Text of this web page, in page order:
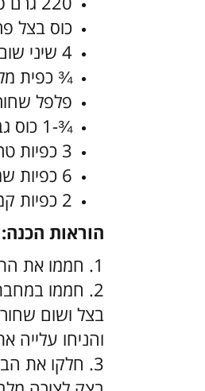
כוס בצל
4 שיני שום שחורות קצוצות דק
¾ כפית
פלפל
¾-1 כוס גבינת פרמז'ן
3 כפיות טרגון קצוץ
6 כפיות שמן זית
2 כפיות קמח תירס
הוראות הכנה:
1. חממו את התנור
2. חממו
והניחו
3.